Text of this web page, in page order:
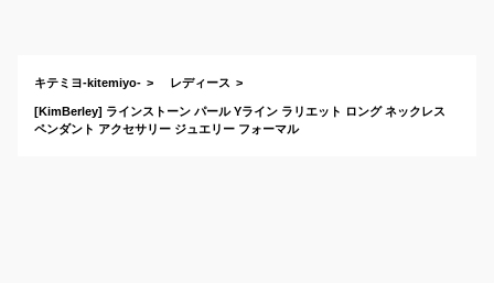
キテミヨ-kitemiyo- レディース
[KimBerley] ラインストーン パール Yライン ラリエット ロング ネックレス
ペンダント アクセサリー ジュエリー フォーマル